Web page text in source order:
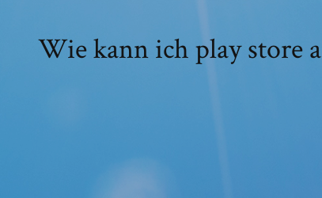
Wie kann ich play store